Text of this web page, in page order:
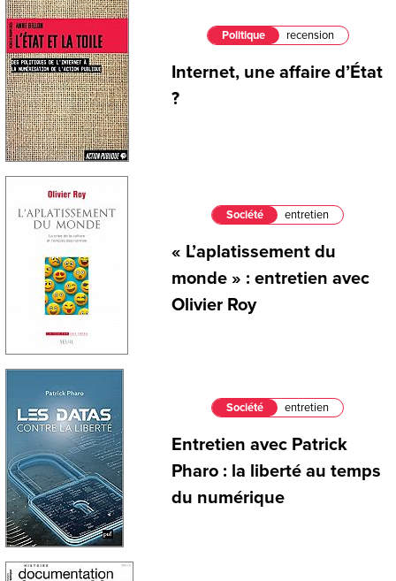
Politique recension
Internet, une affaire d’État
?
Société entretien
« L’aplatissement du
monde » : entretien avec
Olivier Roy
Société entretien
Entretien avec Patrick
Pharo : la liberté au temps
du numérique